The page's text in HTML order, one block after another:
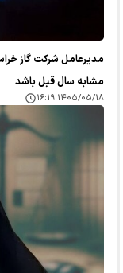
مدیرعامل شرکت گاز
مشابه سال قبل باشد
۱۴۰۵/۰۵/۱۸ ۱۶:۱۹